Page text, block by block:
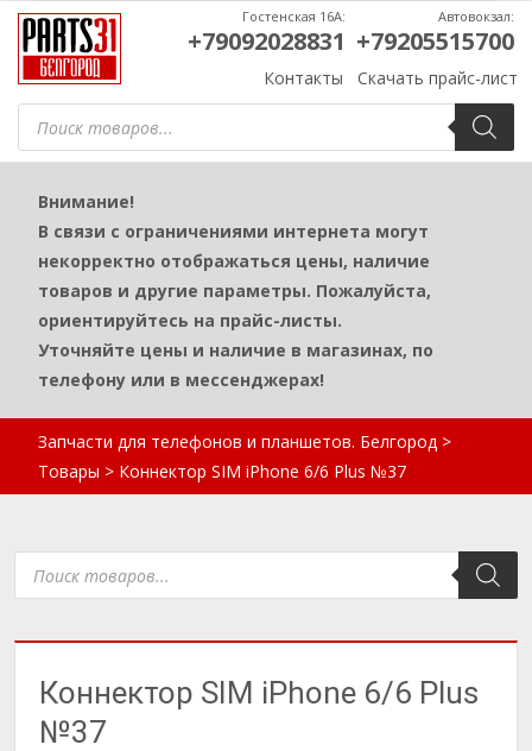
Поиск
товаров
Контакты Скачать прайс-лист
Гостенская 16А:
+79092028831
Автовокзал:
+79205515700
Внимание!
В связи с ограничениями интернета могут
некорректно отображаться цены, наличие
товаров и другие параметры. Пожалуйста,
ориентируйтесь на прайс-листы.
Уточняйте цены и наличие в магазинах, по
телефону или в мессенджерах!
Запчасти для телефонов и планшетов. Белгород >
Товары > Коннектор SIM iPhone 6/6 Plus №37
Поиск
товаров
Коннектор SIM iPhone 6/6 Plus
№37